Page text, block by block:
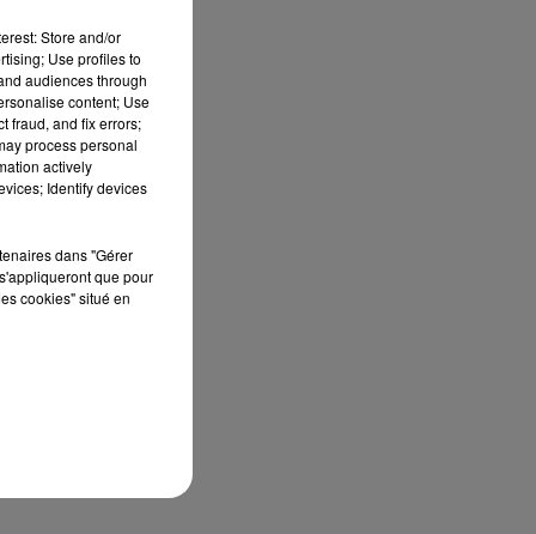
Store and/or
Use profiles to
audiences through
content; Use
fraud, and fix errors;
process personal
actively
Identify devices
dans "Gérer
que pour
cookies" situé en